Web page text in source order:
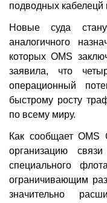
подводных кабелецй
Новые суда
аналогичного
которых OMS
заявила, что
операционный
быстрому росту
по всему миру.
Как сообщает OMS
организацию
специального
ограничивающим
значительно